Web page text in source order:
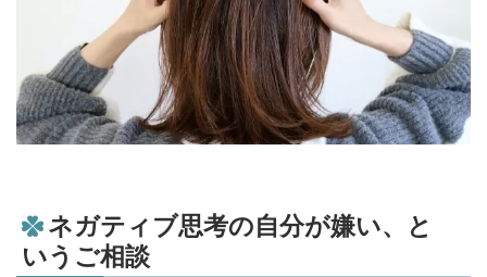
ネガティブ思考の自分が嫌い、と
いうご相談